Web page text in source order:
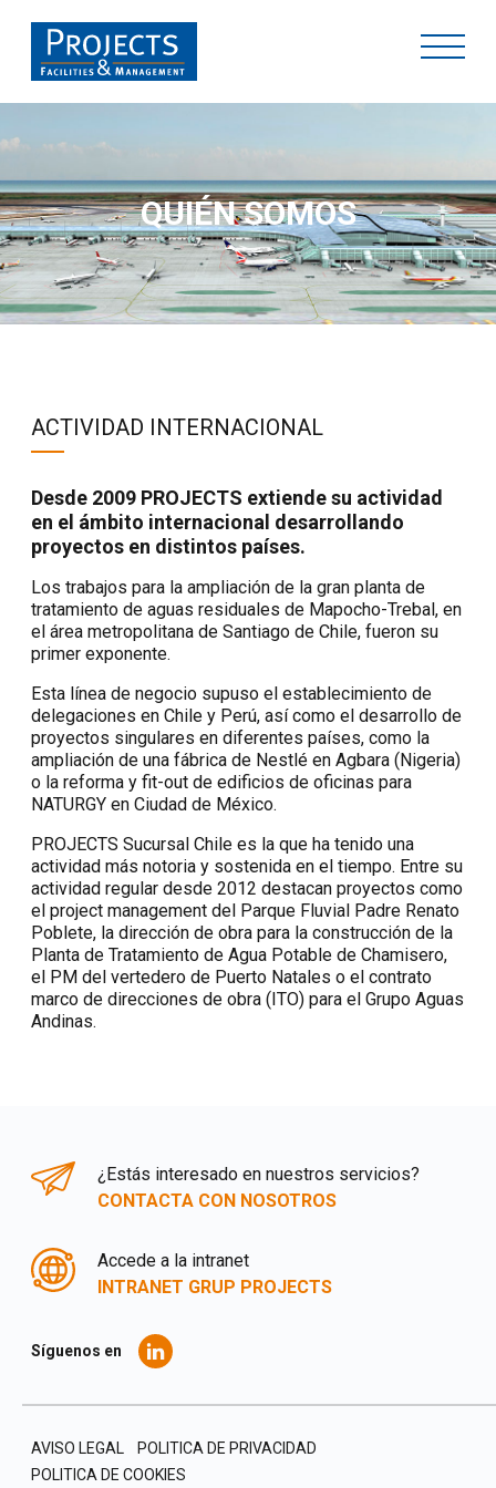
QUIÉN SOMOS
ACTIVIDAD INTERNACIONAL
Desde 2009 PROJECTS extiende su actividad
en el ámbito internacional desarrollando
proyectos en distintos países.
Los trabajos para la ampliación de la gran planta de
tratamiento de aguas residuales de Mapocho-Trebal, en
el área metropolitana de Santiago de Chile, fueron su
primer exponente.
Esta línea de negocio supuso el establecimiento de
delegaciones en Chile y Perú, así como el desarrollo de
proyectos singulares en diferentes países, como la
ampliación de una fábrica de Nestlé en Agbara (Nigeria)
o la reforma y fit-out de edificios de oficinas para
NATURGY en Ciudad de México.
PROJECTS Sucursal Chile es la que ha tenido una
actividad más notoria y sostenida en el tiempo. Entre su
actividad regular desde 2012 destacan proyectos como
el project management del Parque Fluvial Padre Renato
Poblete, la dirección de obra para la construcción de la
Planta de Tratamiento de Agua Potable de Chamisero,
el PM del vertedero de Puerto Natales o el contrato
marco de direcciones de obra (ITO) para el Grupo Aguas
Andinas.
¿Estás interesado en nuestros servicios?
CONTACTA CON NOSOTROS
Accede a la intranet
INTRANET GRUP PROJECTS
Síguenos en
AVISO LEGAL
POLITICA DE PRIVACIDAD
POLITICA DE COOKIES